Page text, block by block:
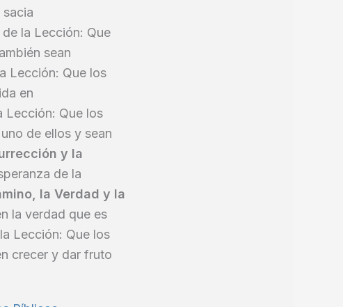
la Lección: Que
sean
Lección: Que los
en
Lección: Que los
de ellos y sean
y la
de la
la Verdad y la
la verdad que es
Lección: Que los
crecer y dar fruto